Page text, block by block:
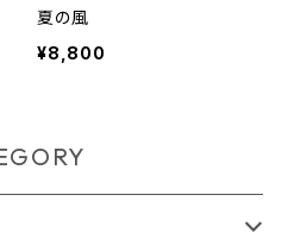
夏の風
¥8,800